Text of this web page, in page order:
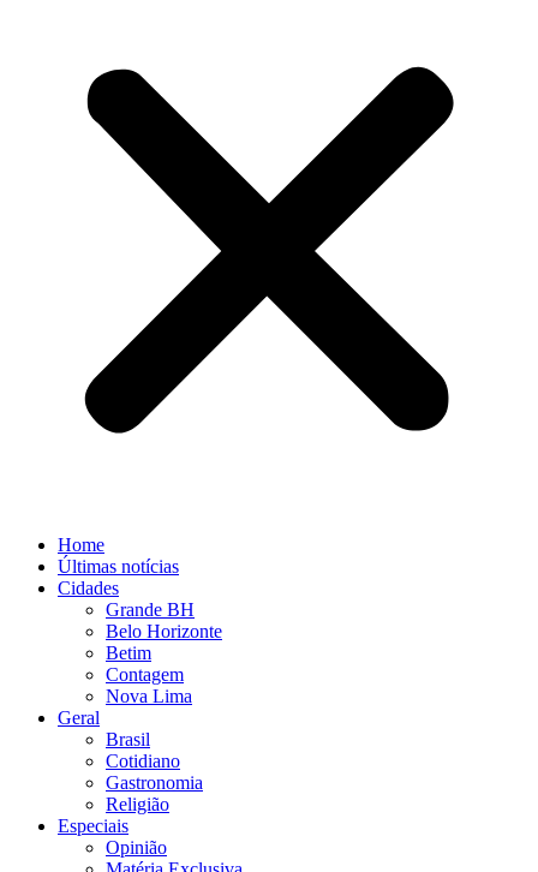
Home
Últimas notícias
Cidades
Grande BH
Belo Horizonte
Betim
Contagem
Nova Lima
Geral
Brasil
Cotidiano
Gastronomia
Religião
Especiais
Opinião